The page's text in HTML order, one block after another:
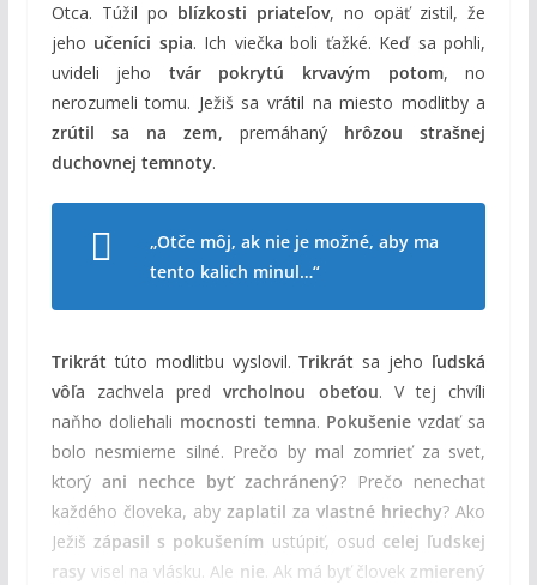
Otca. Túžil po blízkosti priateľov, no opäť zistil, že
jeho učeníci spia. Ich viečka boli ťažké. Keď sa pohli,
uvideli jeho tvár pokrytú krvavým potom, no
nerozumeli tomu. Ježiš sa vrátil na miesto modlitby a
zrútil sa na zem, premáhaný hrôzou strašnej
duchovnej temnoty.
„Otče môj, ak nie je možné, aby ma
tento kalich minul…“
Trikrát túto modlitbu vyslovil.Trikrát sa jeho ľudská
vôľa zachvela predvrcholnou obeťou. V tej chvíli
naňho doliehali mocnosti temna. Pokušenie vzdať sa
bolo nesmierne silné. Prečo by mal zomrieť za svet,
ktorý ani nechce byť zachránený? Prečo nenechať
každého človeka, aby zaplatil za vlastné hriechy? Ako
Ježiš zápasil s pokušením ustúpiť, osud celej ľudskej
rasy visel na vlásku. Ale nie. Ak má byť človek zmierený